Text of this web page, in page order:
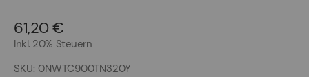
61,20 €
Inkl. 20% Steuern
SKU 0NWTC900TN320Y